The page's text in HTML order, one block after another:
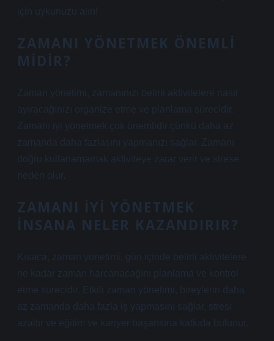
için uykunuzu alın!
ZAMANI YÖNETMEK ÖNEMLI
MIDIR?
Zaman yönetimi, zamanınızı belirli aktivitelere nasıl
ayıracağınızı organize etme ve planlama sürecidir.
Zamanı iyi yönetmek çok önemlidir çünkü daha az
zamanda daha fazlasını yapmanızı sağlar. Zamanı
doğru kullanamamak aktiviteye zarar verir ve strese
neden olur.
ZAMANI IYI YÖNETMEK
INSANA NELER KAZANDIRIR?
Kısaca, zaman yönetimi, gün içinde belirli aktivitelere
ne kadar zaman harcanacağını planlama ve kontrol
etme sürecidir. Etkili zaman yönetimi, bireylerin daha
az zamanda daha fazla iş yapmasını sağlar, stresi
azaltır ve eğitim ve kariyer başarısına katkıda bulunur.